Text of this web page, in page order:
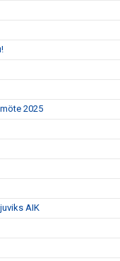
2025
AIK